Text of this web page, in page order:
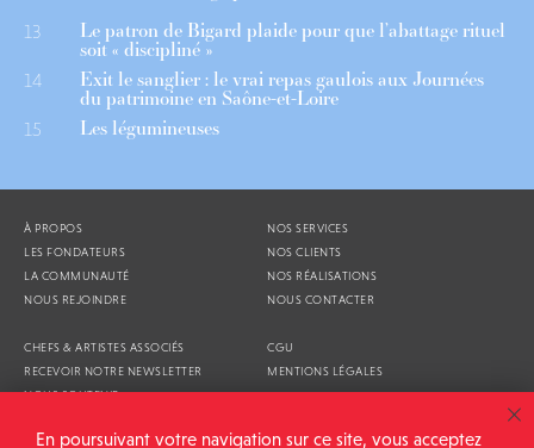
13 Le patron de Bigard plaide pour que l’abattage rituel
soit « discipliné »
14 Exit le sanglier : le vrai repas gaulois aux Journées
du patrimoine en Saône-et-Loire
15 Les légumineuses
À PROPOS
LES FONDATEURS
LA COMMUNAUTÉ
NOUS REJOINDRE
NOS SERVICES
NOS CLIENTS
NOS RÉALISATIONS
NOUS CONTACTER
CHEFS & ARTISTES ASSOCIÉS
RECEVOIR NOTRE NEWSLETTER
NOUS SOUTENIR
CGU
MENTIONS LÉGALES
En poursuivant votre navigation sur ce site, vous acceptez